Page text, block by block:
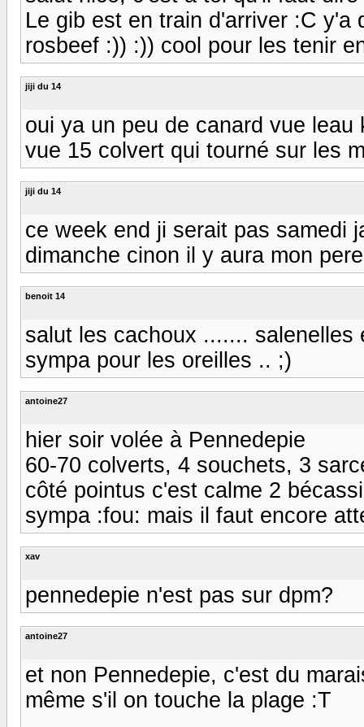
Le gib est en train d'arriver :C y'a
rosbeef :)) :)) cool pour les tenir
jiji du 14
oui ya un peu de canard vue
vue 15 colvert qui tourné sur les
jiji du 14
ce week end ji serait pas samedi
dimanche cinon il y aura mon
benoit 14
salut les cachoux .......
sympa pour les oreilles .. ;)
antoine27
hier soir volée à Pennedepie
60-70 colverts, 4 souchets, 3
côté pointus c'est calme 2
sympa :fou: mais il faut encore
xav
pennedepie n'est pas sur dpm?
antoine27
et non Pennedepie, c'est du
même s'il on touche la plage :T